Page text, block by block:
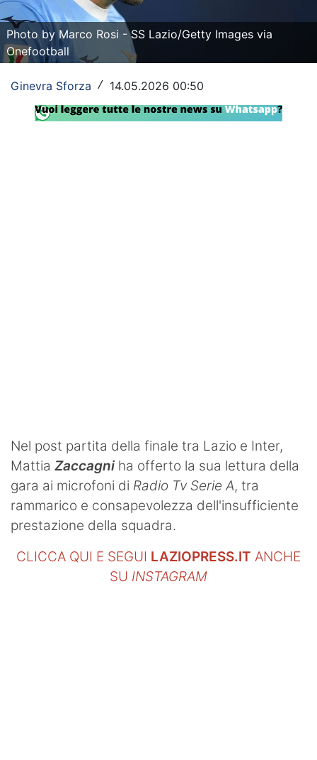
Altri Sport
Formula 1
Tennis
Vela
Photo by Marco Rosi - SS Lazio/Getty Images via
Onefootball
Ginevra Sforza / 14.05.2026 00:50
Nel post partita della finale tra Lazio e Inter,
Mattia Zaccagni ha offerto la sua lettura della
gara ai microfoni di Radio Tv Serie A, tra
rammarico e consapevolezza dell'insufficiente
prestazione della squadra.
CLICCA QUI E SEGUI LAZIOPRESS.IT ANCHE
SU INSTAGRAM